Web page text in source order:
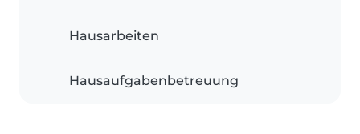
Hausarbeiten
Hausaufgabenbetreuung